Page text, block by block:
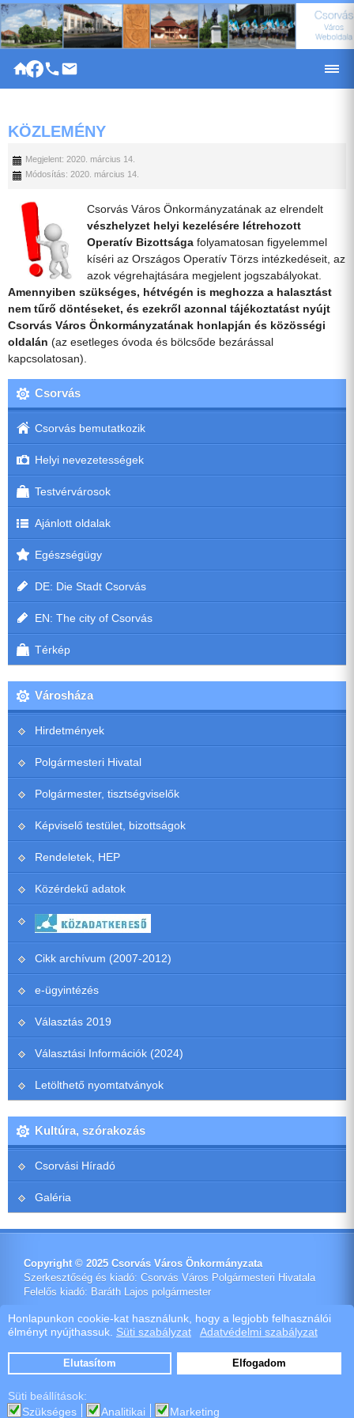
Honlapunkon cookie-kat használunk, hogy a legjobb felhasználói
élményt nyújthassuk. Süti szabályzat Adatvédelmi szabályzat
Elutasítom Elfogadom
Süti beállítások:
Szükséges
Analitikai Marketing
|
KÖZLEMÉNY
Megjelent: 2020. március 14.
Módosítás: 2020. március 14.
Csorvás Város Önkormányzatának az elrendelt
vészhelyzet helyi kezelésére létrehozott
Operatív Bizottsága folyamatosan figyelemmel
kíséri az Országos Operatív Törzs intézkedéseit, az
azok végrehajtására megjelent jogszabályokat.
Amennyiben szükséges, hétvégén is meghozza a halasztást
nem tűrő döntéseket, és ezekről azonnal tájékoztatást nyújt
Csorvás Város Önkormányzatának honlapján és közösségi
oldalán (az esetleges óvoda és bölcsőde bezárással
kapcsolatosan).
Csorvás
Csorvás bemutatkozik
Helyi nevezetességek
Testvérvárosok
Ajánlott oldalak
Egészségügy
DE: Die Stadt Csorvás
EN: The city of Csorvás
Térkép
Városháza
Hirdetmények
Polgármesteri Hivatal
Polgármester, tisztségviselők
Képviselő testület, bizottságok
Rendeletek, HEP
Közérdekű adatok
Cikk archívum (2007-2012)
e-ügyintézés
Választás 2019
Választási Információk (2024)
Letölthető nyomtatványok
Kultúra, szórakozás
Csorvási Híradó
Galéria
Copyright © 2025 Csorvás Város Önkormányzata
Szerkesztőség és kiadó: Csorvás Város Polgármesteri Hivatala
Felelős kiadó: Baráth Lajos polgármester
Impresszum
Ötletes Megoldások Kft.
Webdeisign|Webhost
Szoftver értékesítés